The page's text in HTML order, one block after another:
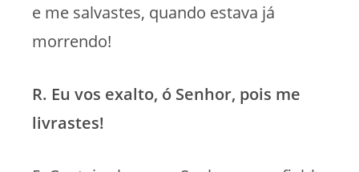
e me salvastes, quando estava já
morrendo!
R. Eu vos exalto, ó Senhor, pois me
livrastes!